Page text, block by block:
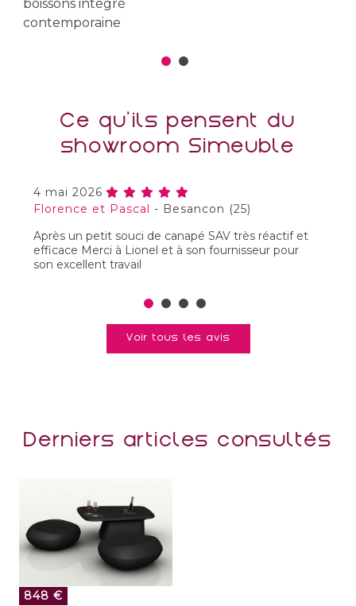
boissons intégré
contemporaine
Ce qu'ils pensent du
showroom Simeuble
4 mai 2026
Florence et Pascal - Besancon (25)
Après un petit souci de canapé SAV très réactif et
efficace Merci à Lionel et à son fournisseur pour
son excellent travail
Voir tous les avis
Derniers articles consultés
848 €